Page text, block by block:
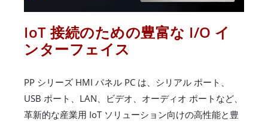
IoT 接続のための豊富な I/O イ
ンターフェイス
PP シリーズ HMI パネル PC は、シリアル ポート、
USB ポート、LAN、ビデオ、オーディオ ポートなど、
革新的な産業用 IoT ソリューション向けの高性能と豊